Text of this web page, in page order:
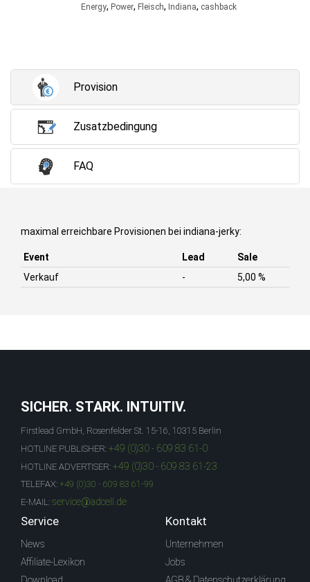
Energy, Power, Fleisch, Indiana, cashback
Provision
Zusatzbedingung
FAQ
maximal erreichbare Provisionen bei indiana-jerky:
Event Lead
Sale
Verkauf
- 5,00 %
SICHER. STARK. INTUITIV.
Firstlead GmbH, Rosenfelder St. 15-16, 10315 Berlin
HOTLINE PUBLISHER: +49 (0)30 - 609 83 61-0
HOTLINE ADVERTISER: +49 (0)30 - 609 83 61-23
TELEFAX: +49 (0)30 - 609 83 61-99
E-MAIL: service@adcell.de
Service
News
Affiliate-Lexikon
Kontakt
Unternehmen
Jobs